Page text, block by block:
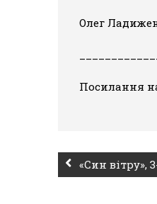
Олег
Посилання
«Син вітру»,